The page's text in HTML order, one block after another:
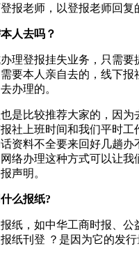
报老师，以登报老师回复
人去吗？
理登报挂失业务，只需要
要本人亲自去的，线下报
办理的。
是比较推荐大家的，因为
社上班时间和我们平时工
资料不全要来回好几趟办
络办理这种方式可以让我
声明。
么报纸?
纸，如中华工商时报、公
纸刊登 ？是因为它的发行